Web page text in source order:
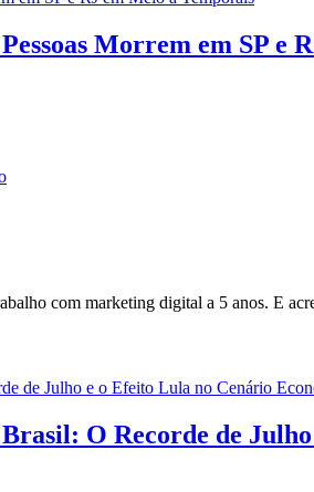
Morrem em SP e
com marketing digital a 5 anos. E
O Recorde de